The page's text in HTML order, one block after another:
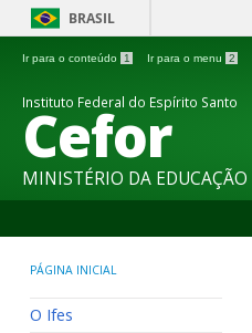
BRASIL
Ir para o conteúdo 1 Ir para o menu 2
Instituto Federal do Espírito Santo
Cefor
MINISTÉRIO DA EDUCAÇÃO
PÁGINA INICIAL
O Ifes